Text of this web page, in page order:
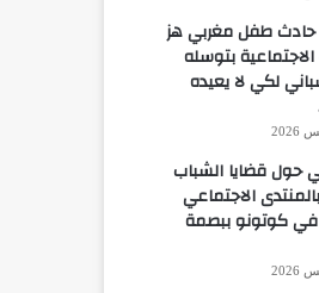
طفل مغربي هز
بتوسله
لكي لا يعيده
حول قضايا الشباب
الاجتماعي
في كوتونو ببصمة